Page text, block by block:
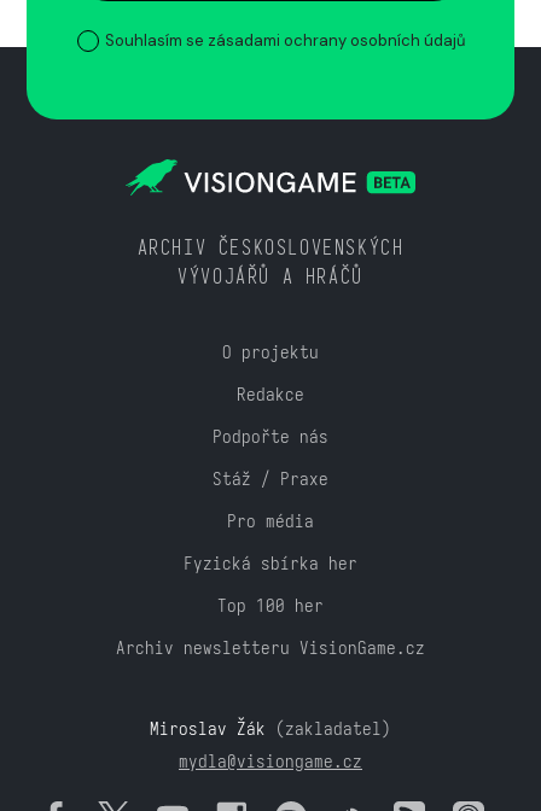
Souhlasím se zásadami ochrany osobních údajů
ARCHIV ČESKOSLOVENSKÝCH
VÝVOJÁŘŮ A HRÁČŮ
O projektu
Redakce
Podpořte nás
Stáž / Praxe
Pro média
Fyzická sbírka her
Top 100 her
Archiv newsletteru VisionGame.cz
Miroslav Žák (zakladatel)
mydla@visiongame.cz